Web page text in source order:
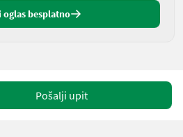
oglas besplatno
Pošalji upit